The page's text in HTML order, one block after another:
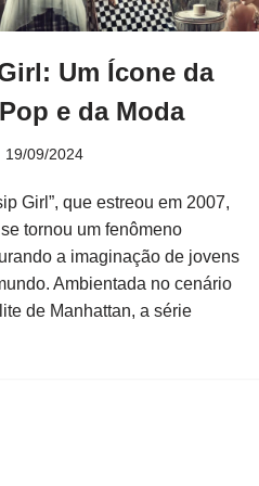
Um Ícone da
e da Moda
19/09/2024
Girl”, que estreou em 2007,
tornou um fenômeno
a imaginação de jovens
Ambientada no cenário
de Manhattan, a série